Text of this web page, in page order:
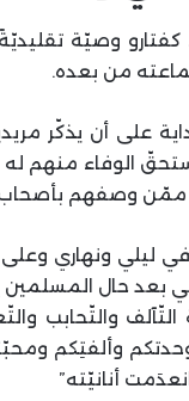
وصيّة
من بعده.
على أن يذكّر
الوفاء منهم
ممّن وصفهم
ليلي ونهاري وعلى
حال المسلمين
والتّحابب
وألفتِكم
أنانيّته”